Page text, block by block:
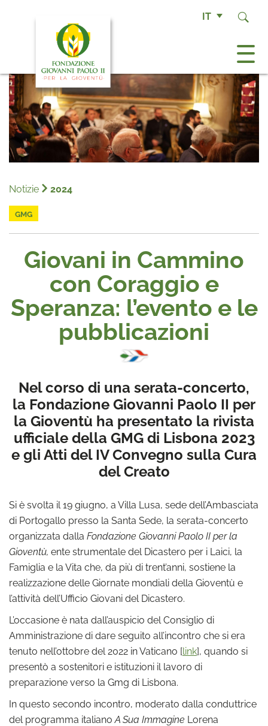
IT
Notizie 2024
GMG
Giovani in Cammino
con Coraggio e
Speranza: l’evento e le
pubblicazioni
Nel corso di una serata-concerto,
la Fondazione Giovanni Paolo II per
la Gioventù ha presentato la rivista
ufficiale della GMG di Lisbona 2023
e gli Atti del IV Convegno sulla Cura
del Creato
Si è svolta il 19 giugno, a Villa Lusa, sede dell’Ambasciata
di Portogallo presso la Santa Sede, la serata-concerto
organizzata dalla Fondazione Giovanni Paolo II per la
Gioventù, ente strumentale del Dicastero per i Laici, la
Famiglia e la Vita che, da più di trent’anni, sostiene la
realizzazione delle Giornate mondiali della Gioventù e
l’attività dell’Ufficio Giovani del Dicastero.
L’occasione è nata dall’auspicio del Consiglio di
Amministrazione di dare seguito all’incontro che si era
tenuto nell’ottobre del 2022 in Vaticano [link], quando si
presentò a sostenitori e istituzioni il lavoro di
preparazione verso la Gmg di Lisbona.
In questo secondo incontro, moderato dalla conduttrice
del programma italianoA Sua Immagine Lorena